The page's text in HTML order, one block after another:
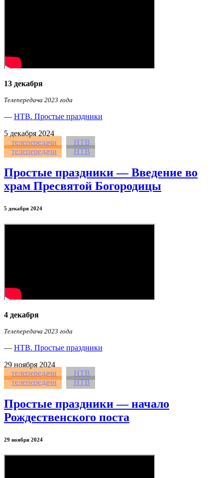
13 декабря
Телепередача 2023 года
— НТВ. Простые праздники
5 декабря 2024
телепередачи
НТВ
телепередачи
НТВ
Простые праздники — Введение во
храм Пресвятой Богородицы
5 декабря 2024
4 декабря
Телепередача 2023 года
— НТВ. Простые праздники
29 ноября 2024
телепередачи
НТВ
телепередачи
НТВ
Простые праздники — начало
Рождественского поста
29 ноября 2024